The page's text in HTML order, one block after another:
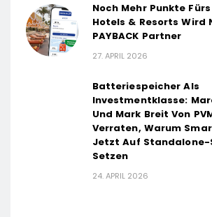
Noch Mehr Punkte Fürs
Hotels & Resorts Wird
PAYBACK Partner
27. APRIL 2026
Batteriespeicher Als
Investmentklasse:
Und Mark Breit Von
Verraten, Warum
Jetzt Auf Standalone-
Setzen
24. APRIL 2026